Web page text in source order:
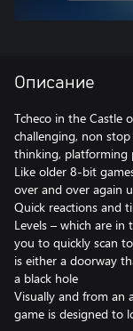
Описание
Tcheco in the Castle
challenging, non
thinking, platforming
Like older 8-bit
over and over again
Quick reactions and
Levels – which are
you to quickly scan
is either a doorway
a black hole
Visually and from an